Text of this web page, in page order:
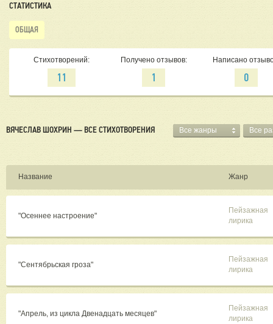
СТАТИСТИКА
ОБЩАЯ
Стихотворений:
11
Получено отзывов:
1
Написано
0
ВЯЧЕСЛАВ ШОХРИН — ВСЕ СТИХОТВОРЕНИЯ Все жанры Все
Название Жанр
"Осеннее настроение"
Пейзажная
лирика
"Сентябрьская гроза"
Пейзажная
лирика
"Апрель, из цикла Двенадцать месяцев"
Пейзажная
лирика